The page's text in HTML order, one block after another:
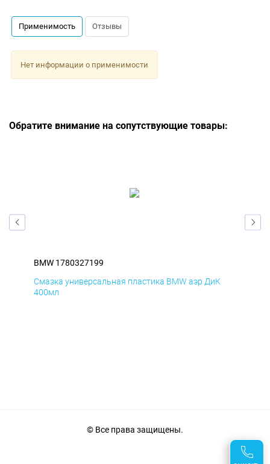
Применимость Отзывы
Нет информации о применимости
Обратите внимание на сопутствующие товары:
BMW 1780327199
Смазка универсальная пластика BMW аэр ДиК
400мл
© Все права защищены.